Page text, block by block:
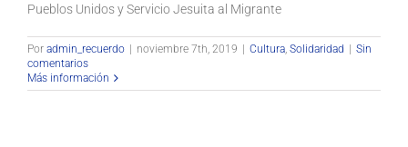
Pueblos Unidos y Servicio Jesuita al Migrante
Por admin_recuerdo | noviembre 7th, 2019 | Cultura Solidaridad | Sin
comentarios
Más información